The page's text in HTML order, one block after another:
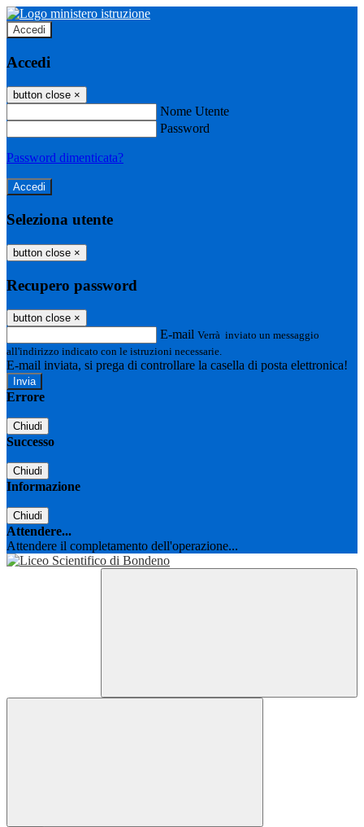
Accedi
Accedi
button close ×
Nome Utente
Password
Password dimenticata?
Seleziona utente
button close ×
Recupero password
button close ×
E-mail Verrà inviato un messaggio
all'indirizzo indicato con le istruzioni necessarie.
E-mail inviata, si prega di controllare la casella di posta elettronica!
Errore
Chiudi
Successo
Chiudi
Informazione
Chiudi
Attendere...
Attendere il completamento dell'operazione...